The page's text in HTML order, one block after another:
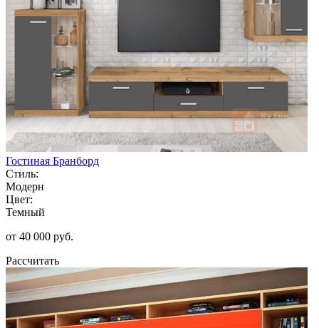
Гостиная Бранборд
Стиль:
Модерн
Цвет:
Темный
от 40 000 руб.
Рассчитать